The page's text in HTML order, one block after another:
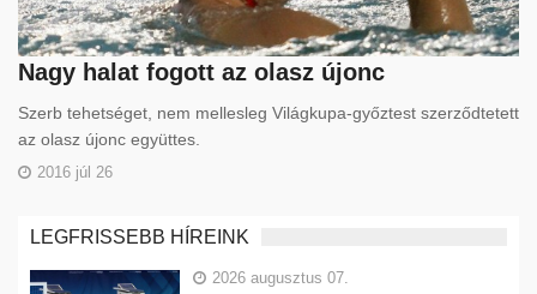
Nagy halat fogott az olasz újonc
Szerb tehetséget, nem mellesleg Világkupa-győztest szerződtetett
az olasz újonc együttes.
2016 júl 26
LEGFRISSEBB HÍREINK
2026 augusztus 07.